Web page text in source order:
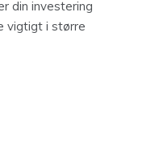
din investering
vigtigt i større